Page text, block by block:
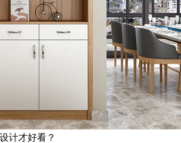
计才好看？